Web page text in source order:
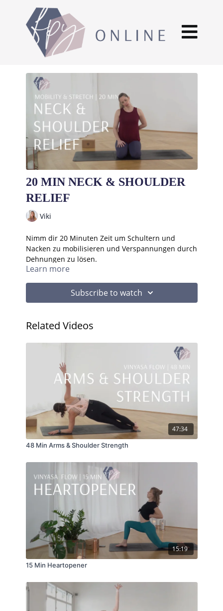
20 MIN NECK & SHOULDER
RELIEF
Viki
Nimm dir 20 Minuten Zeit um Schultern und
Nacken zu mobilisieren und Verspannungen durch
Dehnungen zu lösen.
Learn more
Subscribe to watch
Related Videos
47:34
48 Min Arms & Shoulder Strength
15:19
15 Min Heartopener